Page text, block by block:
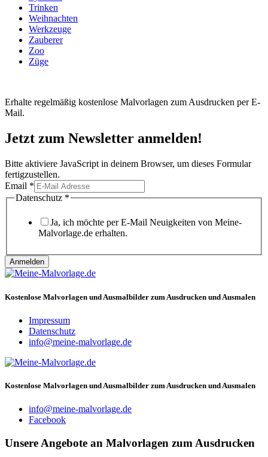
Trinken
Weihnachten
Werkzeuge
Zauberer
Zoo
Züge
Erhalte regelmäßig kostenlose Malvorlagen zum Ausdrucken per E-
Mail.
Jetzt zum Newsletter anmelden!
Bitte aktiviere JavaScript in deinem Browser, um dieses Formular
fertigzustellen.
Datenschutz
Email
Email *
Datenschutz *
Ja, ich möchte per E-Mail Neuigkeiten von Meine-
Malvorlage.de erhalten.
Anmelden
Kostenlose Malvorlagen und Ausmalbilder zum Ausdrucken und Ausmalen
Impressum
Datenschutz
info@meine-malvorlage.de
Kostenlose Malvorlagen und Ausmalbilder zum Ausdrucken und Ausmalen
info@meine-malvorlage.de
Facebook
Unsere Angebote an Malvorlagen zum Ausdrucken